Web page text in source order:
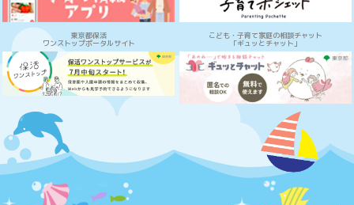
東京都保活
ワンストップポータルサイト
こども・子育て家庭の相談チャット
「ギュッとチャット」